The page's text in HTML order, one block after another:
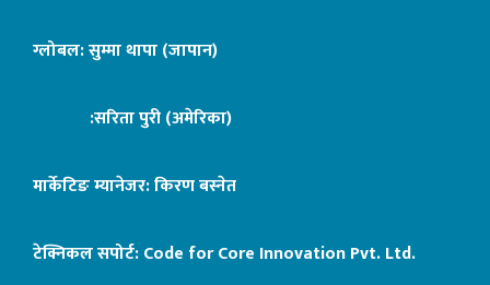
ग्लोबल: सुम्मा थापा (जापान)
:सरिता पुरी (अमेरिका)
मार्केटिङ म्यानेजर: किरण बस्नेत
टेक्निकल सपोर्ट:Code for Core Innovation Pvt. Ltd.